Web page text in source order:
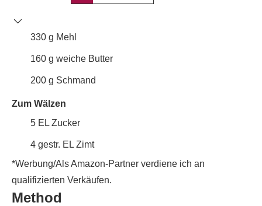
330 g Mehl
160 g weiche Butter
200 g Schmand
Zum Wälzen
5 EL Zucker
4 gestr. EL Zimt
*Werbung/Als Amazon-Partner verdiene ich an
qualifizierten Verkäufen.
Method